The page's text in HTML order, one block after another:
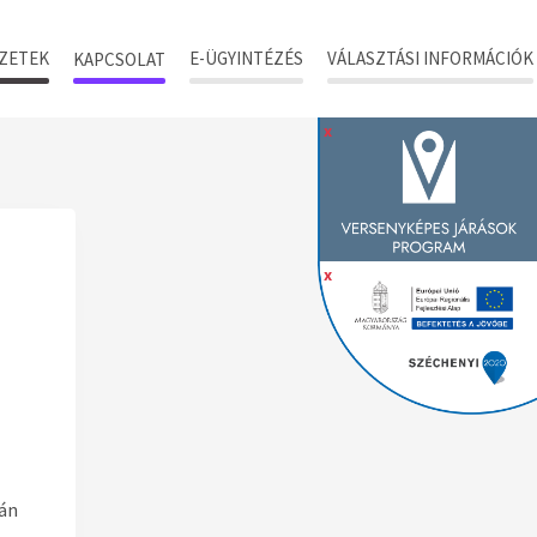
KAPCSOLAT E-ÜGYINTÉZÉS VÁLASZTÁSI INFORMÁCIÓK
x
x